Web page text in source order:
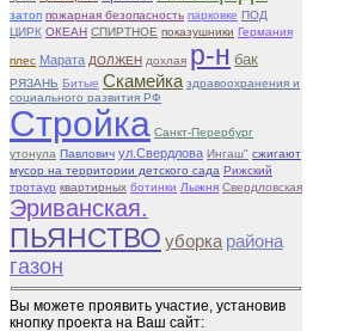
затоп пожарная безопасность парковке ПОД
ЦИРК ОКЕАН СПИРТНОЕ показушники Германия
плес Марата ДОЛЖЕН дохлая р-н бак
РЯЗАНЬ Битые Скамейка здравоохранения и
социального развития РФ
Стройка Санкт-Перербург
утонула Павлович ул.Свердлова Ингаш" сжигают
мусор на территории детского сада Рижский
тротаур квартирных ботинки Лыжня Свердловская
Эриванская.
ПЬЯНСТВО уборка района
газон
Вы можете проявить участие, установив
кнопку проекта на Ваш сайт: